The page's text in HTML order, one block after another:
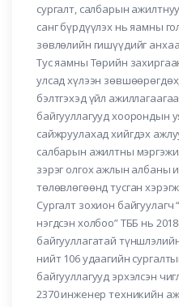
сургалт, салбарын
санг бүрдүүлэх нь яамны
зөвлөлийн гишүүдийг
Тус яамны Төрийн
улсад хүлээн
бэлтгэхэд үйл
байгууллагууд хоорондын
сайжруулахад хийгдэх
салбарын ажилтны
зэрэг олгох ажлын албаны
төлөвлөгөөнд тусган
Сургалт зохион
нэгдсэн холбоо” ТББ нь
байгууллагатай
нийт 106 удаагийн
байгууллагууд эрхэлсэн
2370 инженер техникийн